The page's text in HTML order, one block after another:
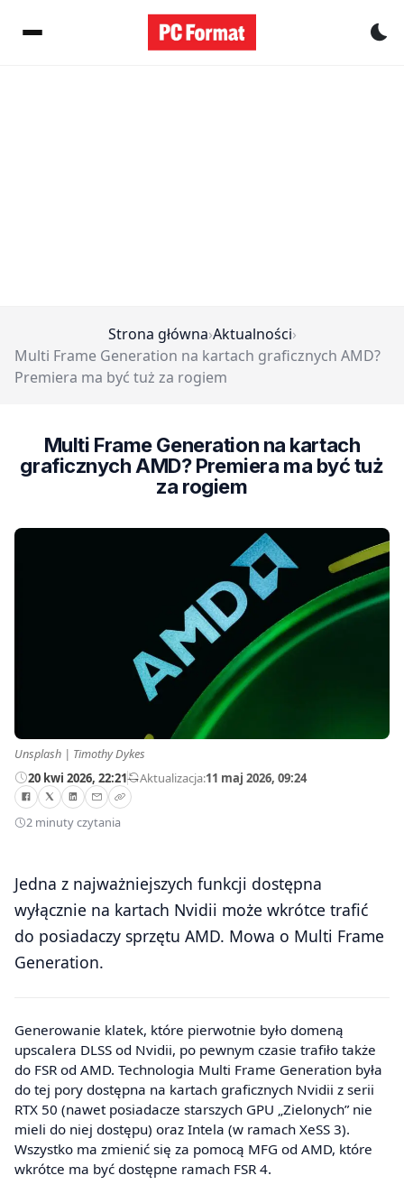
Strona główna›Aktualności›
Multi Frame Generation na kartach graficznych AMD?
Premiera ma być tuż za rogiem
Multi Frame Generation na kartach
graficznych AMD? Premiera ma być tuż
za rogiem
Unsplash | Timothy Dykes
20 kwi 2026, 22:21—Aktualizacja:11 maj 2026, 09:24
2 minuty czytania
Jedna z najważniejszych funkcji dostępna
wyłącznie na kartach Nvidii może wkrótce trafić
do posiadaczy sprzętu AMD. Mowa o Multi Frame
Generation.
Generowanie klatek, które pierwotnie było domeną
upscalera DLSS od Nvidii, po pewnym czasie trafiło także
do FSR od AMD. Technologia Multi Frame Generation była
do tej pory dostępna na kartach graficznych Nvidii z serii
RTX 50 (nawet posiadacze starszych GPU „Zielonych” nie
mieli do niej dostępu) oraz Intela (w ramach XeSS 3).
Wszystko ma zmienić się za pomocą MFG od AMD, które
wkrótce ma być dostępne ramach FSR 4.